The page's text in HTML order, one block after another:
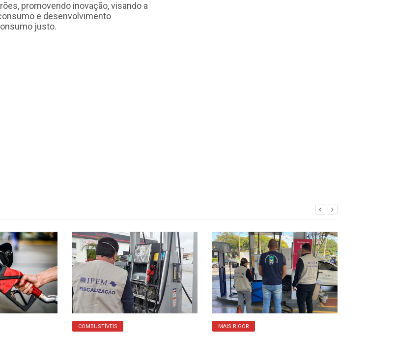
promovendo inovação, visando a
e desenvolvimento
justo.
COMBUSTÍVEIS MAIS RIGOR